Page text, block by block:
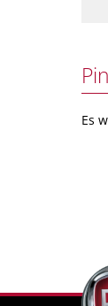
Es